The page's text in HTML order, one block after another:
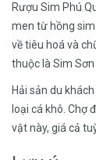
Rượu Sim Phú
men từ hồng
về tiêu hoá và
thuộc là Sim Sơn
Hải sản du
loại cá khô. Chợ
vật này, giá cả